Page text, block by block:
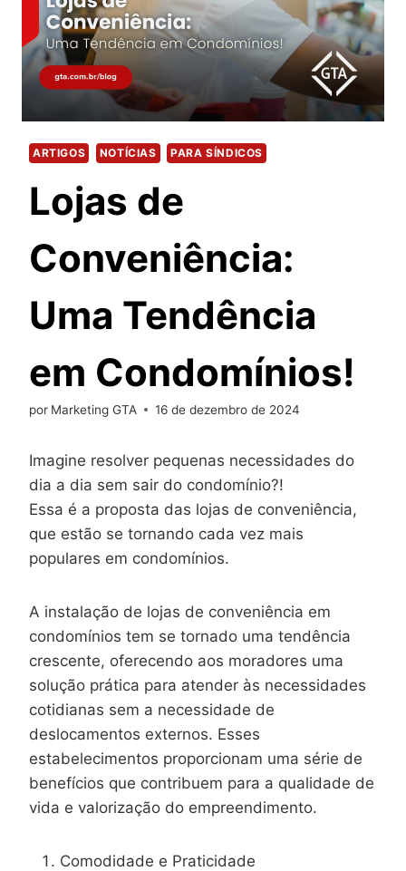
ARTIGOS NOTÍCIAS PARA SÍNDICOS
Lojas de
Conveniência:
Uma Tendência
em Condomínios!
por Marketing GTA 16 de dezembro de 2024
Imagine resolver pequenas necessidades do
dia a dia sem sair do condomínio?!
Essa é a proposta das lojas de conveniência,
que estão se tornando cada vez mais
populares em condomínios.
A instalação de lojas de conveniência em
condomínios tem se tornado uma tendência
crescente, oferecendo aos moradores uma
solução prática para atender às necessidades
cotidianas sem a necessidade de
deslocamentos externos. Esses
estabelecimentos proporcionam uma série de
benefícios que contribuem para a qualidade de
vida e valorização do empreendimento.
Comodidade e Praticidade